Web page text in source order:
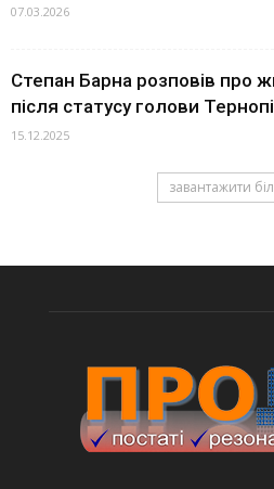
07.03.2026
Степан Барна розповів про
після статусу голови
15.12.2025
завантажити